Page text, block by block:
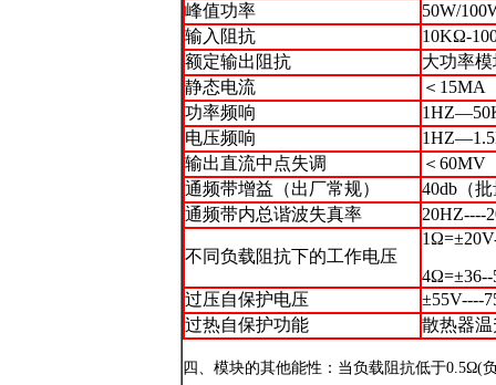
峰值功率
50W/
输入阻抗
10KΩ-
额定输出阻抗
大功率
静态电流
＜15MA
功率频响
电压频响
输出直流中点失调
＜60MV
通频带增益（出厂常规）
40db（
通频带内总谐波失真率
20HZ----
不同负载阻抗下的工作电压
过压自保护电压
±55V----
过热自保护功能
散热器
四、模块的其他能性：当负载阻抗低于0.5Ω(